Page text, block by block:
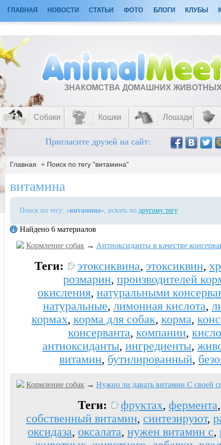
ГЛАВНАЯ НОВОСТИ СТАТЬИ ФОТО БЛОГИ КЛУБЫ
ЗНАКОМСТВА ДОМАШНИХ
Собаки Кошки Лошади
Пригласите друзей на сайт:
Главная » Поиск по тегу "витамина"
витамина
Поиск по тегу: «витамина», искать по другому тегу
Найдено 6 материалов
Кормление собак → Антиоксиданты в качестве
Теги: этоксиквина, этоксиквин,
розмарин, производителей
окисления, натуральными
натуральные, лимонная кислота,
кормах, корма для собак, корма,
консерванта, компании,
антиоксиданты, ингредиенты,
витамин, бутилированный,
Кормление собак → Нужно ли давать витамин С своей
Теги: фруктах, фермента
собственный витамин, синтезируют,
оксидаза, оксалата, нужен витамин c,